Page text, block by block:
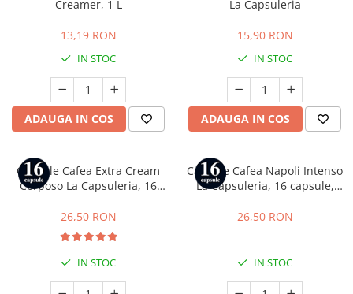
Creamer, 1 L
13,19 RON
IN STOC
ADAUGA IN COS
La Capsuleria
15,90 RON
IN STOC
ADAUGA IN COS
Capsule Cafea Extra Cream
Corposo La Capsuleria, 16
Lavazza a Modo Mio
26,50 RON
IN STOC
Capsule Cafea Napoli Intenso
La Capsuleria, 16 capsule,
Modo Mio
26,50 RON
IN STOC